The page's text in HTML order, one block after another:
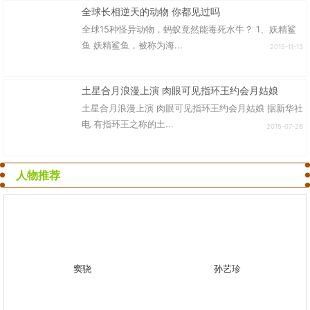
全球长相逆天的动物 你都见过吗
全球15种怪异动物，蚂蚁竟然能毒死水牛？ 1、妖精鲨
鱼 妖精鲨鱼，被称为海...
2015-11-13
土星合月浪漫上演 肉眼可见指环王约会月姑娘
土星合月浪漫上演 肉眼可见指环王约会月姑娘 据新华社
电 有指环王之称的土...
2015-07-26
人物推荐
窦骁 孙艺珍